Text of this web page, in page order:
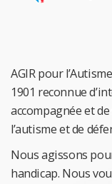
AGIR pour
1901 reconnue
accompagnée et
l’autisme et de
Nous agissons
handicap. Nous